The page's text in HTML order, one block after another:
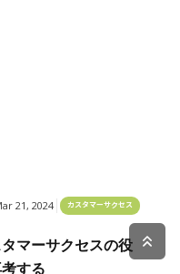
21, 2024 カスタマーサクセス
マーサクセスの役
する